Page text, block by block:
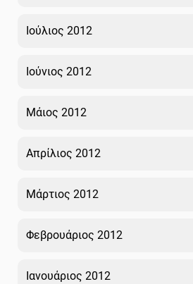
Ιούλιος 2012
Ιούνιος 2012
Μάιος 2012
Απρίλιος 2012
Μάρτιος 2012
Φεβρουάριος 2012
Ιανουάριος 2012